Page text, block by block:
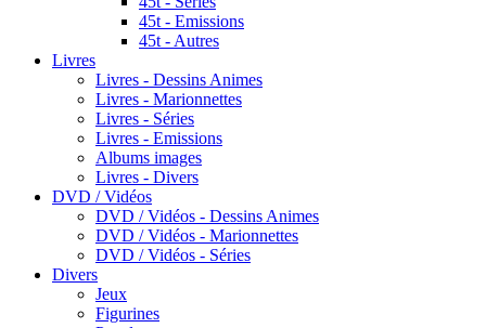
45t - Emissions
45t - Autres
Livres
Livres - Dessins Animes
Livres - Marionnettes
Livres - Séries
Livres - Emissions
Albums images
Livres - Divers
DVD / Vidéos
DVD / Vidéos - Dessins Animes
DVD / Vidéos - Marionnettes
DVD / Vidéos - Séries
Divers
Jeux
Figurines